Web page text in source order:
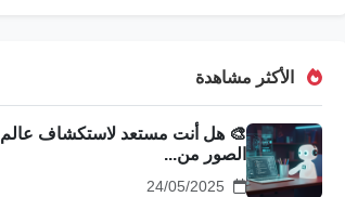
الأكثر مشاهدة
🎨 هل أنت مستعد لاستكشاف عالم
الصور من...